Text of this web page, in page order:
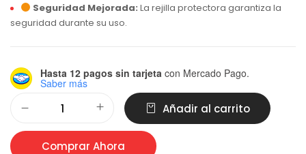
Seguridad Mejorada: La rejilla protectora garantiza la
seguridad durante su uso.
Hasta 12 pagos sin tarjeta con Mercado Pago.
Saber más
Añadir al carrito
Comprar Ahora